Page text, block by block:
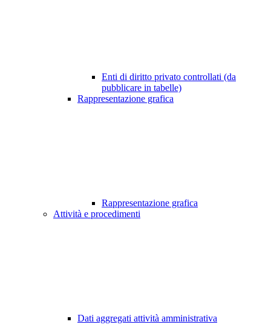
Enti di diritto privato controllati (da
pubblicare in tabelle)
Rappresentazione grafica
Rappresentazione grafica
Attività e procedimenti
Dati aggregati attività amministrativa